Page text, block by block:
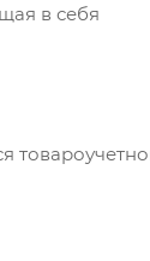
в себя